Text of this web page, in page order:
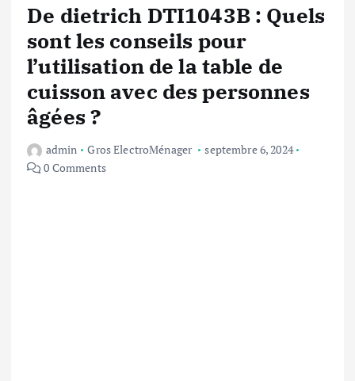
De dietrich DTI1043B : Quels
sont les conseils pour
l’utilisation de la table de
cuisson avec des personnes
âgées ?
admin Gros ElectroMénager
septembre 6, 2024
0 Comments